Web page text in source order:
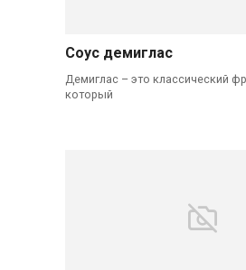
Соус демиглас
Демиглас – это классический
который